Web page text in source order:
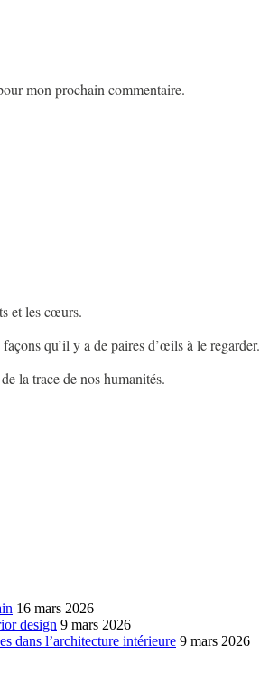
mon prochain commentaire.
et les cœurs.
qu’il y a de paires d’œils à le regarder.
la trace de nos humanités.
16 mars 2026
design 9 mars 2026
dans l’architecture intérieure 9 mars 2026